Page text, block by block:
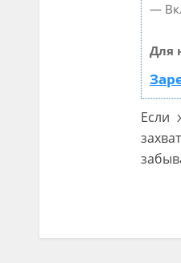
—
Для
Если